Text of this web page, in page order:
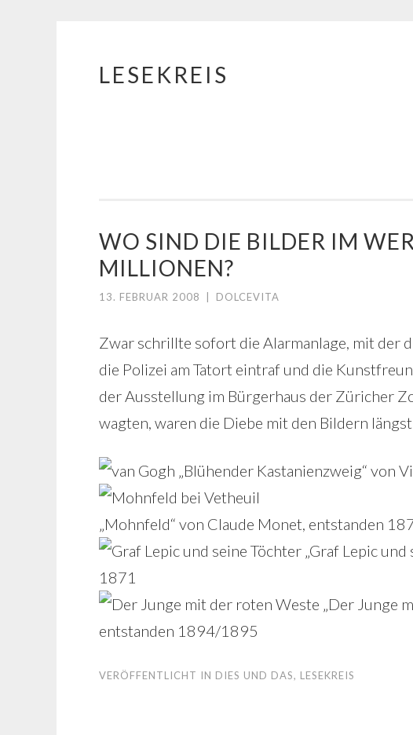
Springe
LESEKREIS
WO SIND DIE BILDER IM
MILLIONEN?
13. FEBRUAR 2008 DOLCEVITA
Zwar schrillte sofort die Alarmanlage, mit der
die Polizei am Tatort eintraf und die
der Ausstellung im Bürgerhaus der Züricher
wagten, waren die Diebe mit den Bildern
„Blühender Kastanienzweig“ von
„Mohnfeld“ von Claude Monet, entstanden
„Graf Lepic
1871
„Der Junge
entstanden 1894/1895
VERÖFFENTLICHT IN DIES UND DAS, LESEKREIS